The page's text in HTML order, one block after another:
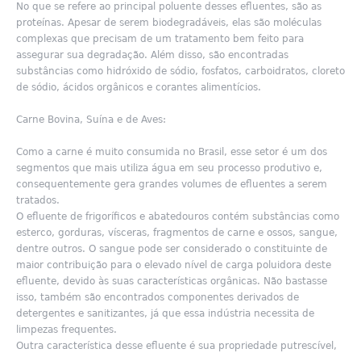
No que se refere ao principal poluente desses efluentes, são as
proteínas. Apesar de serem biodegradáveis, elas são moléculas
complexas que precisam de um tratamento bem feito para
assegurar sua degradação. Além disso, são encontradas
substâncias como hidróxido de sódio, fosfatos, carboidratos, cloreto
de sódio, ácidos orgânicos e corantes alimentícios.
Carne Bovina, Suína e de Aves:
Como a carne é muito consumida no Brasil, esse setor é um dos
segmentos que mais utiliza água em seu processo produtivo e,
consequentemente gera grandes volumes de efluentes a serem
tratados.
O efluente de frigoríficos e abatedouros contém substâncias como
esterco, gorduras, vísceras, fragmentos de carne e ossos, sangue,
dentre outros. O sangue pode ser considerado o constituinte de
maior contribuição para o elevado nível de carga poluidora deste
efluente, devido às suas características orgânicas. Não bastasse
isso, também são encontrados componentes derivados de
detergentes e sanitizantes, já que essa indústria necessita de
limpezas frequentes.
Outra característica desse efluente é sua propriedade putrescível,